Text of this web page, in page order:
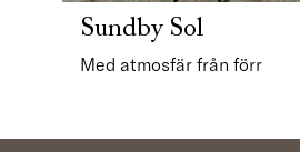
Sundby Sol
Med atmosfär från förr